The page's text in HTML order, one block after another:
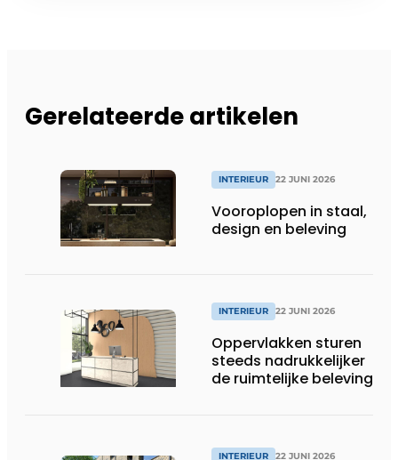
Gerelateerde artikelen
INTERIEUR 22 JUNI 2026
Vooroplopen in staal,
design en beleving
INTERIEUR 22 JUNI 2026
Oppervlakken sturen
steeds nadrukkelijker
de ruimtelijke beleving
INTERIEUR 22 JUNI 2026